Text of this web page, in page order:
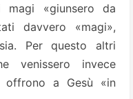
«giunsero da
davvero «magi»,
Per questo altri
venissero invece
offrono a Gesù «in